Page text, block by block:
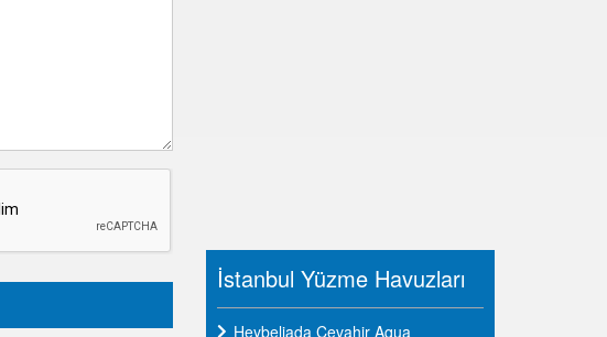
İstanbul Yüzme Havuzları
Heybeliada Cevahir Aqua